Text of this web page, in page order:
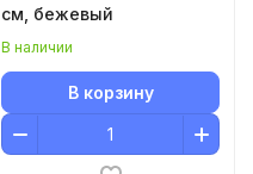
см, бежевый
В наличии
В корзину